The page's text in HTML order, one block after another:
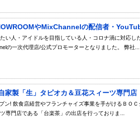
やMixChannelの配信者・
い人・アイドルを目指している人・コロナ渦に対応
の一次代理店/公式プロモーターとなりました。 弊社...
家製「生」タピオカ＆豆花スィーツ専門店
ン! 飲食店経営やフランチャイズ事業を手がけるＢＯ
専門店である「台楽茶」の出店を行っておりま...